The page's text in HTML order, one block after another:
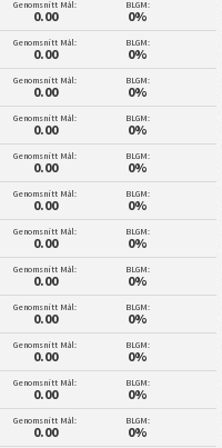
Genomsnitt Mål:
0.00
BLGM:
0%
Genomsnitt Mål:
0.00
BLGM:
0%
Genomsnitt Mål:
0.00
BLGM:
0%
Genomsnitt Mål:
0.00
BLGM:
0%
Genomsnitt Mål:
0.00
BLGM:
0%
Genomsnitt Mål:
0.00
BLGM:
0%
Genomsnitt Mål:
0.00
BLGM:
0%
Genomsnitt Mål:
0.00
BLGM:
0%
Genomsnitt Mål:
0.00
BLGM:
0%
Genomsnitt Mål:
0.00
BLGM:
0%
Genomsnitt Mål:
0.00
BLGM:
0%
Genomsnitt Mål:
0.00
BLGM:
0%